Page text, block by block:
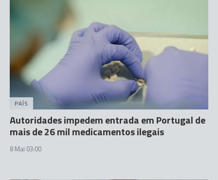
PAÍS
Autoridades impedem entrada em Portugal de
mais de 26 mil medicamentos ilegais
8 Mai 03:00